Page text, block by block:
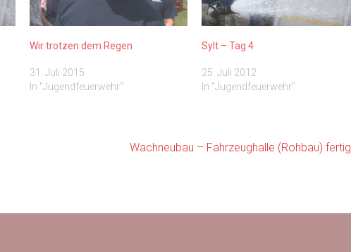
Wir trotzen dem Regen
31. Juli 2015
In "Jugendfeuerwehr"
Sylt – Tag 4
25. Juli 2012
In "Jugendfeuerwehr"
Wachneubau – Fahrzeughalle (Rohbau) fertig